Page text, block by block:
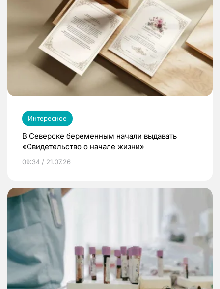
Интересное
В Северске беременным начали выдавать
«Свидетельство о начале жизни»
09:34 / 21.07.26